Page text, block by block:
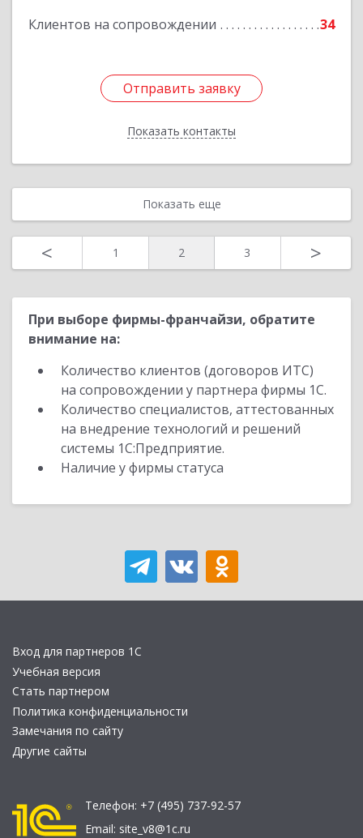
Клиентов на сопровождении 34
Отправить заявку
Показать контакты
Подробнее
Отправить заявку
Назад
Показать еще
< 1 2 3 >
При выборе фирмы-франчайзи, обратите
внимание на:
Количество клиентов (договоров ИТС)
на сопровождении у партнера фирмы 1С.
Количество специалистов, аттестованных
на внедрение технологий и решений
системы 1С:Предприятие.
Наличие у фирмы статуса
Вход для партнеров 1С
Учебная версия
Стать партнером
Политика конфиденциальности
Замечания по сайту
Другие сайты
Телефон: +7 (495) 737-92-57
Email: site_v8@1c.ru